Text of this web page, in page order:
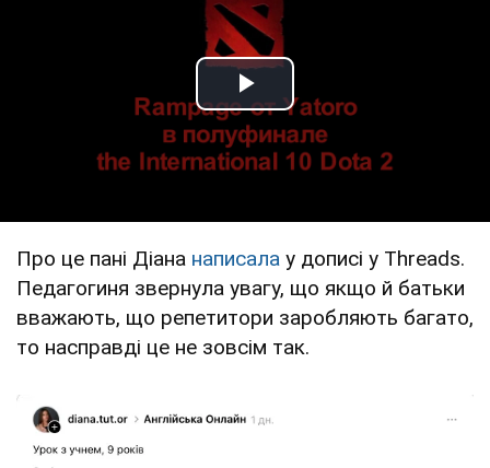
Play Video
Про це пані Діана написала у дописі у Тhreads.
Педагогиня звернула увагу, що якщо й батьки
вважають, що репетитори заробляють багато,
то насправді це не зовсім так.